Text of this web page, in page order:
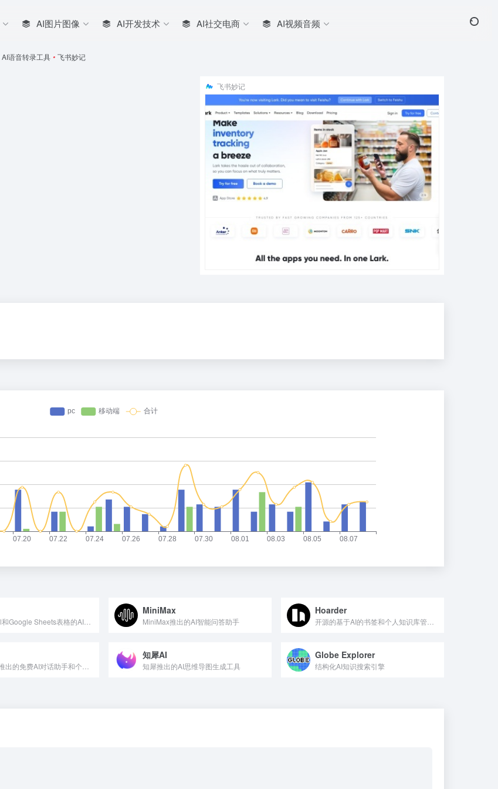
AI图片图像 AI开发技术 AI社交电商 AI视频音频
AI语音转录工具 • 飞书妙记
飞书妙记
MiniMax
MiniMax推出的AI智能问答助手
Hoarder
知犀AI
知犀推出的AI思维导图生成工具
Globe Explorer
结构化AI知识搜索引擎